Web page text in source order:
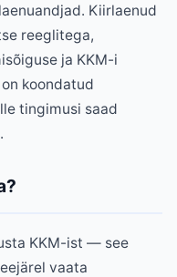
Kiirlaenud
reeglitega,
ja KKM-i
koondatud
tingimusi saad
KKM-ist — see
vaata